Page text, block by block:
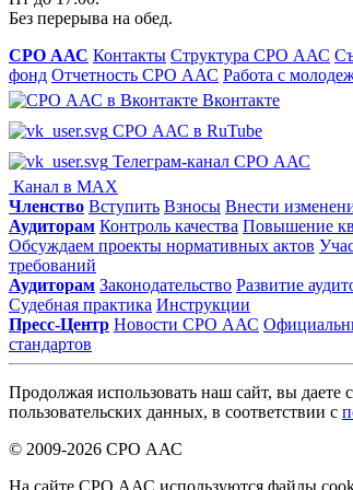
Без перерыва на обед.
СРО ААС Контакты Структура СРО ААС
фонд Отчетность СРО ААС Работа с
Вконтакте
СРО ААС в RuTube
Телеграм-канал СРО ААС
Канал в MAX
Членство Вступить Взносы Внести
Аудиторам Контроль качества Повышение
Обсуждаем проекты нормативных актов
требований
Аудиторам Законодательство Развитие
Судебная практика Инструкции
Пресс-Центр Новости СРО ААС
стандартов
Продолжая использовать наш сайт, вы даете
пользовательских данных, в соответствии с
© 2009-2026 СРО ААС